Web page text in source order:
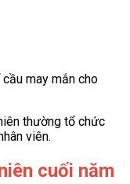
may mắn cho
thường tổ chức
viên.
cuối năm